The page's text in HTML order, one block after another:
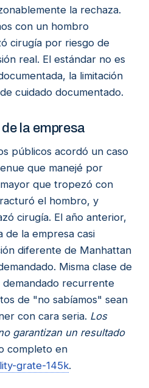
la rechaza.
con un hombro
cirugía por riesgo de
real. El estándar no es
la limitación
cuidado documentado.
la empresa
públicos acordó un caso
que manejé por
que tropezó con
el hombro, y
cirugía. El año anterior,
de la empresa casi
diferente de Manhattan
Misma clase de
recurrente
de "no sabíamos" sean
con cara seria. Los
garantizan un resultado
completo en
grate-145k.